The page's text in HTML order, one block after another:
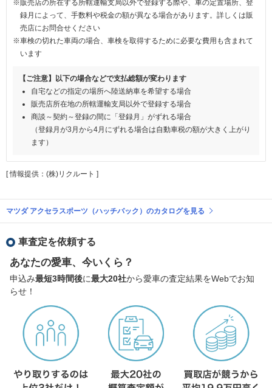
※販売店の所在する所轄運輸支局以外で登録する際や、車の定置場所、登
録月によって、手数料や税金の額が異なる場合があります。詳しくは販
売店にお問合せください
※車検の切れた車両の場合、車検を取得するために必要な費用も含まれて
います
【ご注意】以下の場合などで支払総額が変わります
自宅などの指定の場所へ陸送納車を希望する場合
販売店所在地の所轄運輸支局以外で登録する場合
商談～契約～登録の間に「登録月」がずれる場合
（登録月が3月から4月にずれる場合は自動車税の額が大きく上がり
ます）
[ 情報提供：(株)リクルート ]
マツダ アクセラスポーツ（ハッチバック）のカタログを見る
車査定を依頼する
あなたの愛車、今いくら？
申込み最短3時間後に最大20社から愛車の査定結果をWebでお知
らせ！